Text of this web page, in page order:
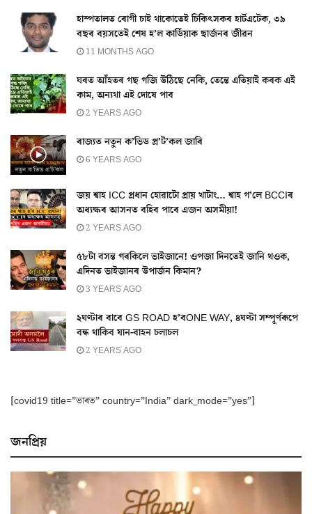
হাস্পতালত ৰোগী চাই থাকোতেই চিকিৎসকৰ হাৰ্টএটেক, ৩৯
বছৰ বয়সতেই শেষ হ’ল কাৰ্ডিয়াক ছাৰ্জনৰ জীৱন
11 MONTHS AGO
ঘৰত আঁহতৰ গছ গজি উঠিছে নেকি, তেন্তে এতিয়াই কৰক এই
কাম, অন্যথা এই দোষে পাব
2 YEARS AGO
ৰাজ্যত নতুন ক’ভিড প্ৰ’ট’কল জাৰি
6 YEARS AGO
জয় শ্বাহ ICC প্রধান হোৱাটো প্ৰায় খাটাং… শ্বাহ গ’লে BCCIৰ
অধ্যক্ষৰ আসনত বহিব পাৰে এজন অসমীয়া!
2 YEARS AGO
৫৮টা বসন্ত গৰকিলে ভাইজানে! ওপজা দিনতেই জানি থওক,
এদিনত ভাইজানৰ উপাৰ্জন কিমান?
3 YEARS AGO
২ঘণ্টাৰ বাবে GS ROAD হ’বONE WAY, ৪ঘণ্টা সম্পূৰ্ণৰূপে
বন্ধ থাকিব যান-বাহন চলাচল
2 YEARS AGO
[covid19 title=”ভাৰত” country=”India” dark_mode=”yes”]
জনপ্ৰিয়